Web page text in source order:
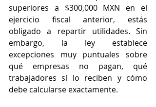
superiores a $300,000 MXN en el
ejercicio fiscal anterior, estás
obligado a repartir utilidades. Sin
embargo, la ley establece
excepciones muy puntuales sobre
qué empresas no pagan, qué
trabajadores sí lo reciben y cómo
debe calcularse exactamente.